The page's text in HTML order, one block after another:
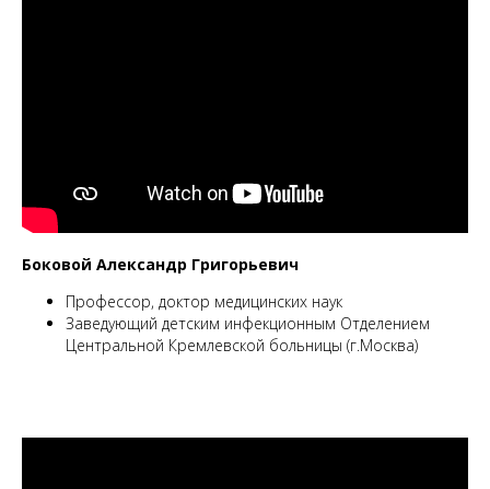
Боковой Александр Григорьевич
Профессор, доктор медицинских наук
Заведующий детским инфекционным Отделением
Центральной Кремлевской больницы (г.Москва)